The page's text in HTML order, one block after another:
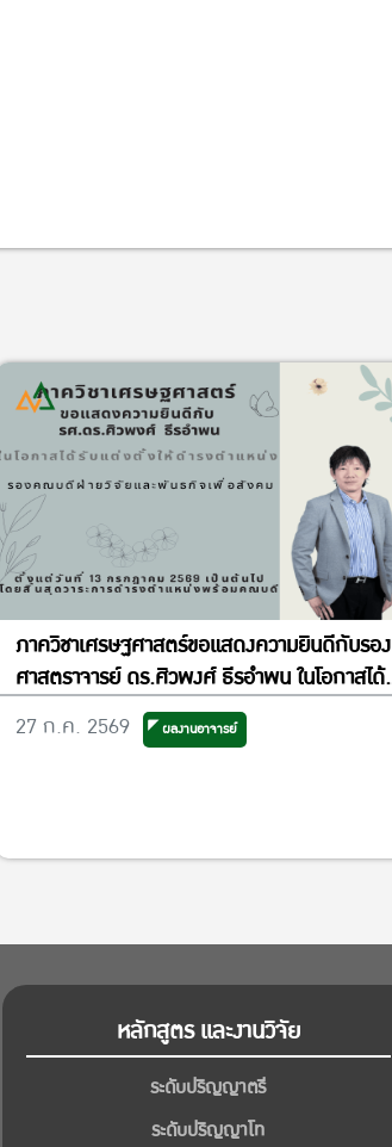
ภาควิชาเศรษฐศาสตร์ขอแสดงความยินดีกับรอง
ศาสตราจารย์ ดร.ศิวพงศ์ ธีรอำพน ในโอกาสได้
รับแต่งตั้งให้ดำรงตำแหน่งรองคณบดีฝ่ายวิจัย
และพันธกิจเพื่อสังคม
27 ก.ค. 2569 ผลงานอาจารย์
หลักสูตร และงานวิจัย
ระดับปริญญาตรี
ระดับปริญญาโท